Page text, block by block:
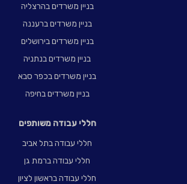
בניין משרדים בהרצליה
בניין משרדים ברעננה
בניין משרדים בירושלים
בניין משרדים בנתניה
בניין משרדים בכפר סבא
בניין משרדים בחיפה
חללי עבודה משותפים
חללי עבודה בתל אביב
חללי עבודה ברמת גן
חללי עבודה בראשון לציון